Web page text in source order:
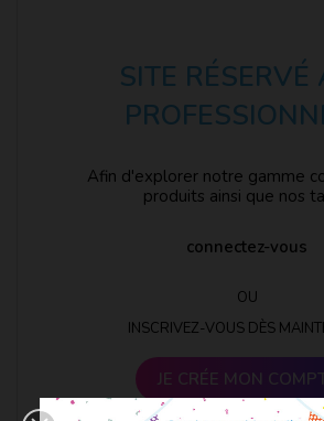
SITE RÉSERVÉ
Afin d'explorer notre gamme
produits ainsi que nos
connectez-vous
OU
INSCRIVEZ-VOUS DÈS
JE CRÉE MON